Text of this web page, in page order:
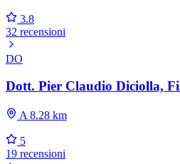
3.8
32 recensioni
DO
Dott. Pier Claudio Diciolla,
A 8.28 km
5
19 recensioni